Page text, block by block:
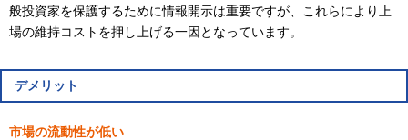
般投資家を保護するために情報開示は重要ですが、これらにより上
場の維持コストを押し上げる一因となっています。
デメリット
市場の流動性が低い